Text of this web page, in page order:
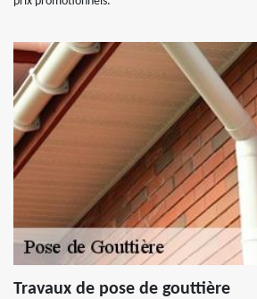
Travaux de pose de gouttière